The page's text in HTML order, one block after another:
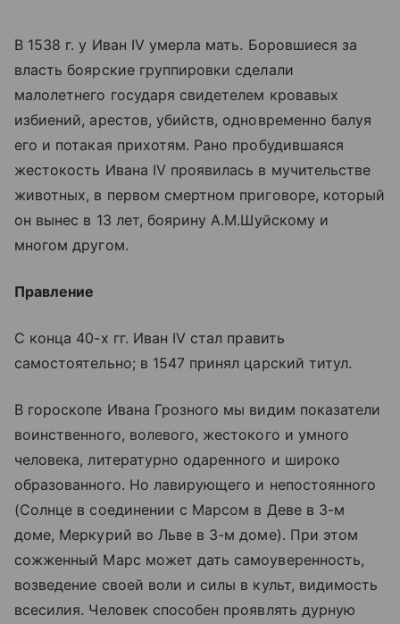
В 1538 г. у Иван IV умерла мать. Боровшиеся за
власть боярские группировки сделали
малолетнего государя свидетелем кровавых
избиений, арестов, убийств, одновременно балуя
его и потакая прихотям. Рано пробудившаяся
жестокость Ивана IV проявилась в мучительстве
животных, в первом смертном приговоре, который
он вынес в 13 лет, боярину А.М.Шуйскому и
многом другом.
Правление
С конца 40-х гг. Иван IV стал править
самостоятельно; в 1547 принял царский титул.
В гороскопе Ивана Грозного мы видим показатели
воинственного, волевого, жестокого и умного
человека, литературно одаренного и широко
образованного. Но лавирующего и непостоянного
(Солнце в соединении с Марсом в Деве в 3-м
доме, Меркурий во Льве в 3-м доме). При этом
сожженный Марс может дать самоуверенность,
возведение своей воли и силы в культ, видимость
всесилия. Человек способен проявлять дурную